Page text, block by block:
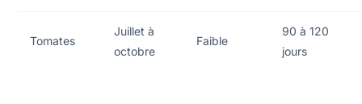
Tomates
Juillet à
octobre
Faible
90 à 120
jours